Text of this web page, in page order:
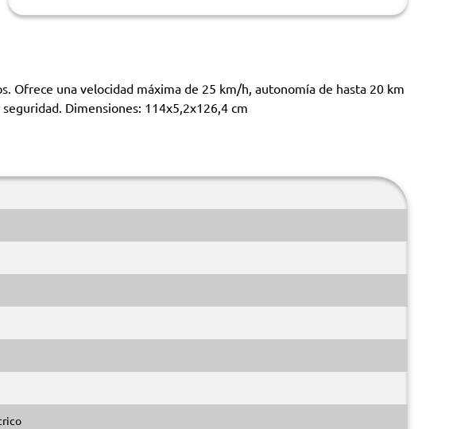
Ofrece una velocidad máxima de 25 km/h, autonomía de hasta 20 km
Dimensiones: 114x5,2x126,4 cm